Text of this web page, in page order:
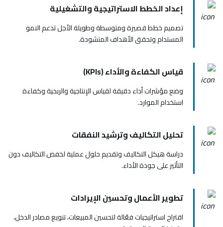
إعداد الخطط الاستراتيجية والتشغيلية
تصميم خطط قصيرة ومتوسطة وطويلة الأجل تدعم النمو
المستدام وتحقق الأهداف المنشودة.
قياس الكفاءة والأداء (KPIs)
وضع مؤشرات أداء دقيقة لقياس الإنتاجية والربحية وكفاءة
استخدام الموارد.
تحليل التكاليف وترشيد النفقات
دراسة هيكل التكاليف وتقديم حلول عملية لخفض التكاليف دون
التأثير على جودة الأداء.
تطوير الأعمال وتحسين الإيرادات
اقتراح استراتيجيات فعّالة لتحسين المبيعات، تنويع مصادر الدخل،